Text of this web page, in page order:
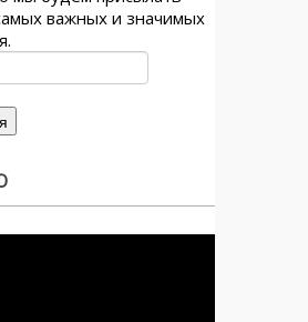
важных и значимых